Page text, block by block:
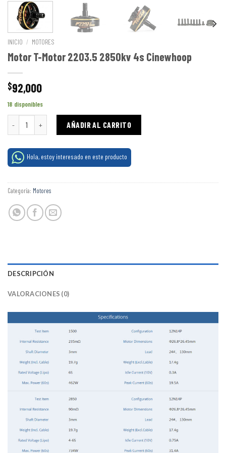
INICIO / MOTORES
Motor T-Motor 2203.5 2850kv 4s Cinewhoop
$92,000
18 disponibles
Motor T-Motor 2203.5 2850kv 4s Cinewhoop cantidad
AÑADIR AL CARRITO
Hola, estoy interesado en este producto
Categoría: Motores
DESCRIPCIÓN
VALORACIONES (0)